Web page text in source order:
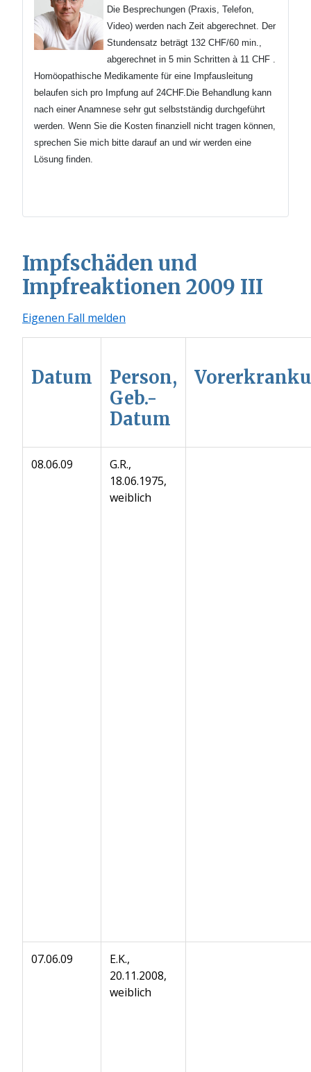
Die Besprechungen (Praxis, Telefon,
Video) werden nach Zeit abgerechnet. Der
Stundensatz beträgt 132 CHF/60 min.,
abgerechnet in 5 min Schritten à 11 CHF .
Homöopathische Medikamente für eine Impfausleitung
belaufen sich pro Impfung auf 24CHF.Die Behandlung kann
nach einer Anamnese sehr gut selbstständig durchgeführt
werden. Wenn Sie die Kosten finanziell nicht tragen können,
sprechen Sie mich bitte darauf an und wir werden eine
Lösung finden.
Impfschäden und
Impfreaktionen 2009 III
Eigenen Fall melden
Datum
Person,
Geb.-
Datum
08.06.09
G.R.,
18.06.1975,
weiblich
07.06.09
E.K.,
20.11.2008,
weiblich